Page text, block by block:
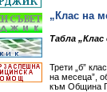
„Клас на
Табла
Трети „б”
на месеца”,
към Община